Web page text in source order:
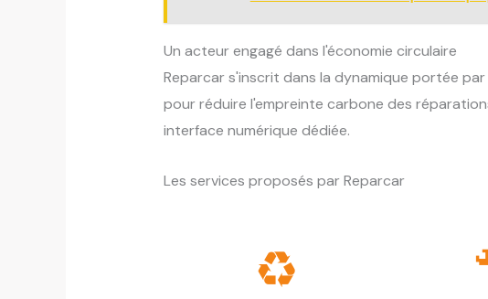
Un acteur engagé dans l'économie circulaire
Reparcar s'inscrit dans la dynamique portée par
pour réduire l'empreinte carbone des
interface numérique dédiée.
Les services proposés par Reparcar
♻